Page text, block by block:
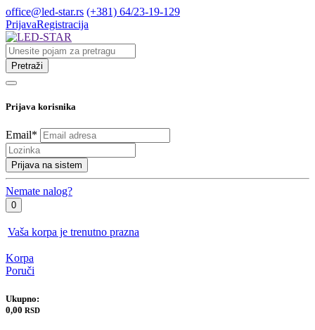
office@led-star.rs (+381) 64/23-19-129
PrijavaRegistracija
Pretraži
Prijava korisnika
Email*
Prijava na sistem
Nemate nalog?
0
Vaša korpa je trenutno prazna
Korpa
Poruči
Ukupno:
0,00 RSD